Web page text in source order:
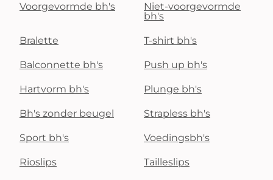
Voorgevormde bh's
Niet-voorgevormde
bh's
Bralette T-shirt bh's
Balconnette bh's Push up bh's
Hartvorm bh's Plunge bh's
Bh's zonder beugel Strapless bh's
Sport bh's Voedingsbh's
Rioslips Tailleslips